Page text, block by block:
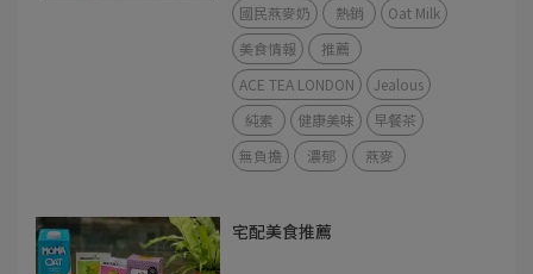
國民燕麥奶
熱銷
Oat Milk
美食情報
推薦
ACE TEA LONDON
Jealous
純素
健康美味
早餐茶
無負擔
濃郁 燕麥
宅配美食推薦